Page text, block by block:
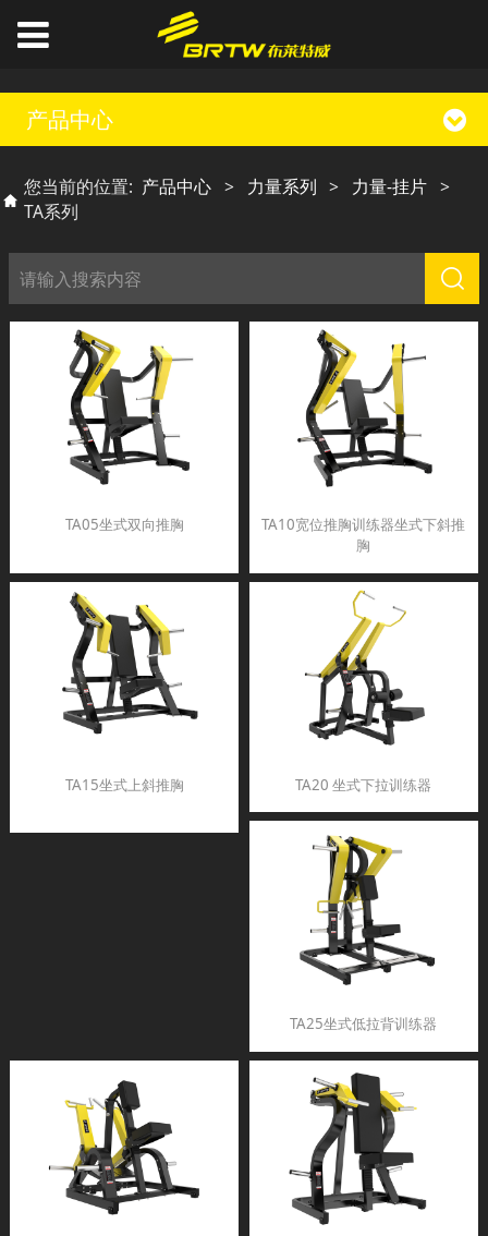
产品中心
您当前的位置: 产品中心 > 力量系列 > 力量-挂片 >
TA系列
TA05坐式双向推胸
TA10宽位推胸训练器坐式下斜推
胸
TA15坐式上斜推胸 TA20 坐式下拉训练器
TA25坐式低拉背训练器